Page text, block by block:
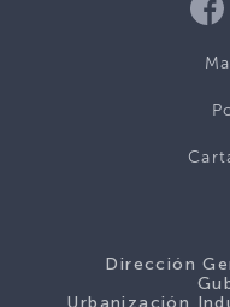
Dirección